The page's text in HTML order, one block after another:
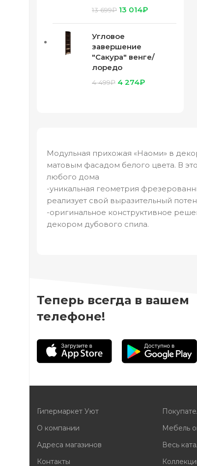
13 699₽ 13 014₽
Угловое
завершение
"Сакура" венге/
лоредо
4 499₽ 4 274₽
Модульная прихожая «Наоми» в
матовым фасадом белого цвета. В
любого дома
-уникальная геометрия
реализует свой выразительный
-оригинальное конструктивное
декором дубового спила.
Теперь всегда в вашем
телефоне!
Гипермаркет Уют
О компании
Адреса магазинов
Контакты
Мебель
Весь